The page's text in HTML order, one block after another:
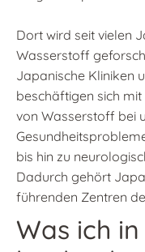
Dort wird seit vielen
Wasserstoff
Japanische Kliniken
beschäftigen sich
von Wasserstoff bei
bis hin zu
Dadurch gehört
führenden Zentren
Was ich